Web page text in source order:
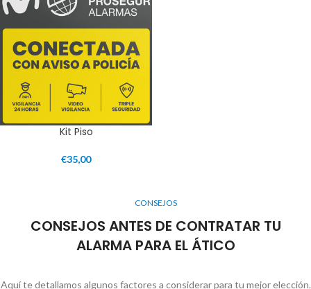
Kit Piso
€35,00
CONSEJOS
CONSEJOS ANTES DE CONTRATAR TU
ALARMA PARA EL ÁTICO
Aquí te detallamos algunos factores a considerar para tu mejor elección.